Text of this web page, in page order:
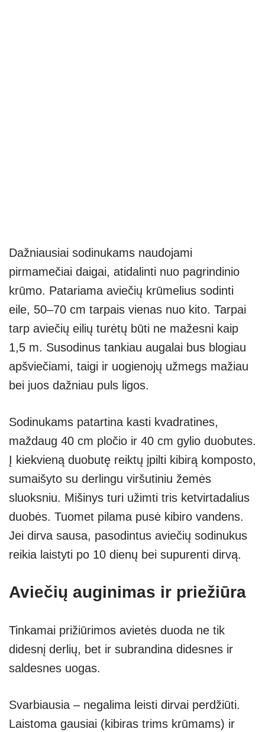
Dažniausiai sodinukams naudojami
pirmamečiai daigai, atidalinti nuo pagrindinio
krūmo. Patariama aviečių krūmelius sodinti
eile, 50–70 cm tarpais vienas nuo kito. Tarpai
tarp aviečių eilių turėtų būti ne mažesni kaip
1,5 m. Susodinus tankiau augalai bus blogiau
apšviečiami, taigi ir uogienojų užmegs mažiau
bei juos dažniau puls ligos.
Sodinukams patartina kasti kvadratines,
maždaug 40 cm pločio ir 40 cm gylio duobutes.
Į kiekvieną duobutę reiktų įpilti kibirą komposto,
sumaišyto su derlingu viršutiniu žemės
sluoksniu. Mišinys turi užimti tris ketvirtadalius
duobės. Tuomet pilama pusė kibiro vandens.
Jei dirva sausa, pasodintus aviečių sodinukus
reikia laistyti po 10 dienų bei supurenti dirvą.
Aviečių auginimas ir priežiūra
Tinkamai prižiūrimos avietės duoda ne tik
didesnį derlių, bet ir subrandina didesnes ir
saldesnes uogas.
Svarbiausia – negalima leisti dirvai perdžiūti.
Laistoma gausiai (kibiras trims krūmams) ir